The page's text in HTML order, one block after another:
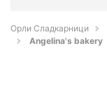
Орли Сладкарници
Angelina's bakery